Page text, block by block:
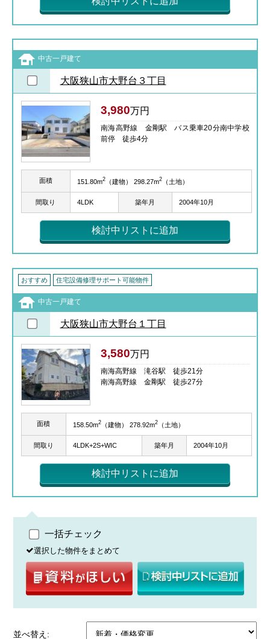
中古一戸建て
大阪狭山市大野台３丁目
3,980万円
南海高野線 金剛駅 バス乗車20分南中学校
前停 徒歩4分
面積 151.80m2（建物） 298.27m2（土地）
間取り 4LDK 築年月 2004年10月
検討中リストに追加
おすすめ 住宅設備修理サポート可能物件
中古一戸建て
大阪狭山市大野台１丁目
3,580万円
南海高野線 滝谷駅 徒歩21分
南海高野線 金剛駅 徒歩27分
面積 158.50m2（建物） 278.92m2（土地）
間取り 4LDK+2S+WIC 築年月 2004年10月
検討中リストに追加
一括チェック
選択した物件をまとめて
並べ替え: